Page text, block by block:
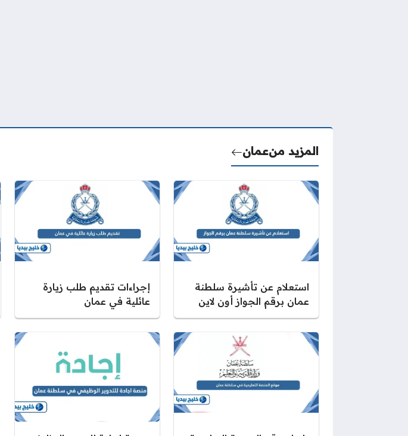
المزيد منعمان
استعلام عن تأشيرة سلطنة
عمان برقم الجواز أون لاين
إجراءات تقديم طلب زيارة
عائلية في عمان